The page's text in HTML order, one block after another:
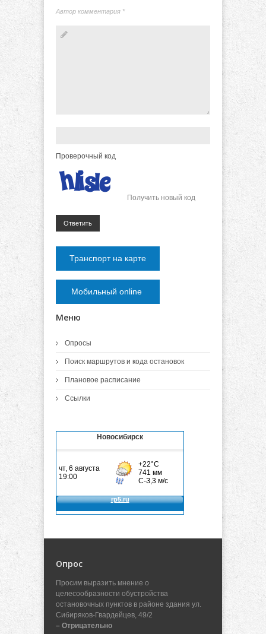
Автор комментария *
Проверочный код
Получить новый код
Ответить
Транспорт на карте
Мобильный online
Меню
Опросы
Поиск маршрутов и кода остановок
Плановое расписание
Ссылки
Новосибирск
Опрос
Просим выразить мнение о
целесообразности обустройства
остановочных пунктов в районе здания ул.
Сибиряков-Гвардейцев, 49/2
– Отрицательно